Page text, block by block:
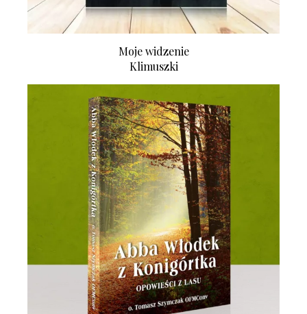
Moje widzenie
Klimuszki